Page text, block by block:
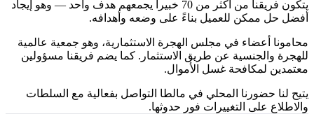
يتكون فريقنا من أكثر من 70 خبيراً يجمعهم هدف واحد — وهو إيجاد
أفضل حل ممكن للعميل بناءً على وضعه وأهدافه.
محامونا أعضاء في مجلس الهجرة الاستثمارية، وهو جمعية عالمية
للهجرة والجنسية عن طريق الاستثمار. كما يضم فريقنا مسؤولين
معتمدين لمكافحة غسل الأموال.
يتيح لنا حضورنا المحلي في مالطا التواصل بفعالية مع السلطات
والاطلاع على التغييرات فور حدوثها.